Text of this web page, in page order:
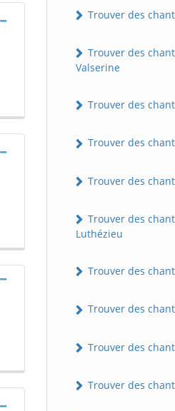
Trouver des
Trouver des
Valserine
Trouver des
Trouver des
Trouver des
Trouver des
Luthézieu
Trouver des
Trouver des
Trouver des
Trouver des